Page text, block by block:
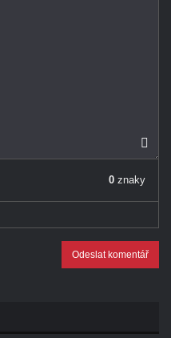
0 znaky
Odeslat komentář